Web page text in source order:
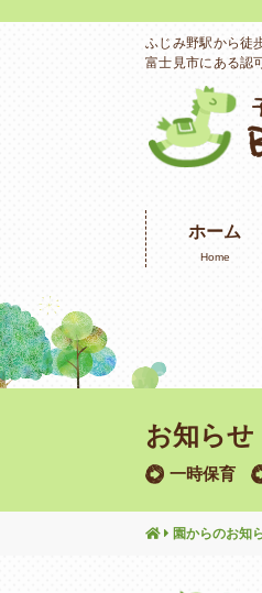
ふじみ野駅から徒
富士見市にある認
ホーム
Home
お知らせ
一時保育
園からのお知